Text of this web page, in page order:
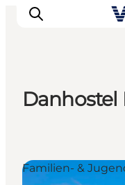
Unsere
Essen &
Danhostel
Familien- &